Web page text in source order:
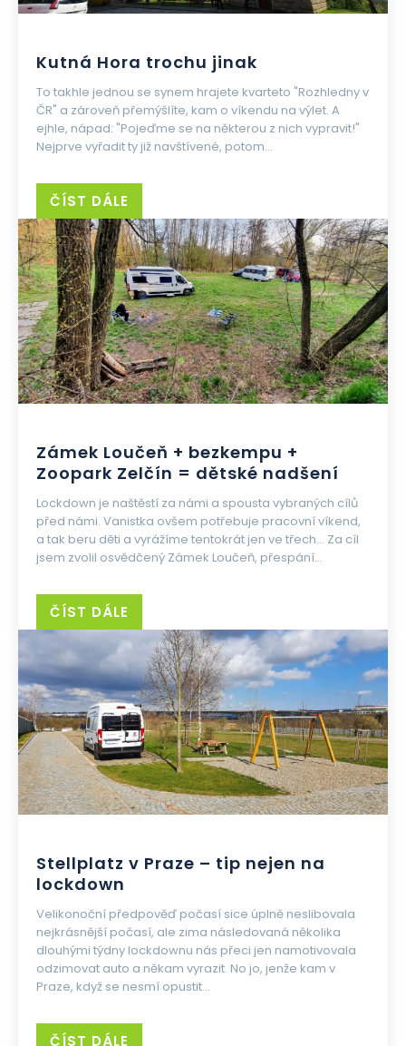
Kutná Hora trochu jinak
To takhle jednou se synem hrajete kvarteto "Rozhledny v
ČR" a zároveň přemýšlíte, kam o víkendu na výlet. A
ejhle, nápad: "Pojeďme se na některou z nich vypravit!"
Nejprve vyřadit ty již navštívené, potom...
ČÍST DÁLE
Zámek Loučeň + bezkempu +
Zoopark Zelčín = dětské nadšení
Lockdown je naštěstí za námi a spousta vybraných cílů
před námi. Vanistka ovšem potřebuje pracovní víkend,
a tak beru děti a vyrážíme tentokrát jen ve třech... Za cíl
jsem zvolil osvědčený Zámek Loučeň, přespání...
ČÍST DÁLE
Stellplatz v Praze – tip nejen na
lockdown
Velikonoční předpověď počasí sice úplně neslibovala
nejkrásnější počasí, ale zima následovaná několika
dlouhými týdny lockdownu nás přeci jen namotivovala
odzimovat auto a někam vyrazit. No jo, jenže kam v
Praze, když se nesmí opustit...
ČÍST DÁLE